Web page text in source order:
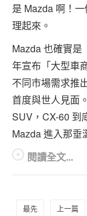
是 Mazda 啊！
理起來。
Mazda 也確實是
年宣布「大型車
不同市場需求推
首度與世人見面
SUV，CX-60 到
Mazda 進入那垂
閱讀全文...
最先 上一篇